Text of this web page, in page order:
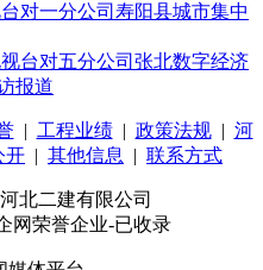
对一分公司寿阳县城市集中
台对五分公司张北数字经济
报道
| 工程业绩| 政策法规| 河
开 | 其他信息 | 联系方式
北二建有限公司
荣誉企业-已收录